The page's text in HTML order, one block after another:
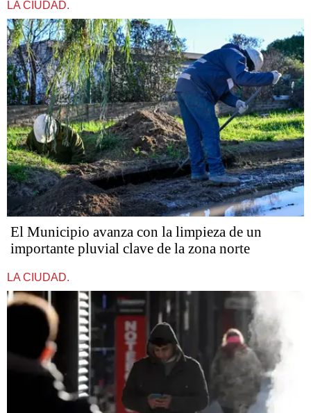
LA CIUDAD.
El Municipio avanza con la limpieza de un
importante pluvial clave de la zona norte
LA CIUDAD.